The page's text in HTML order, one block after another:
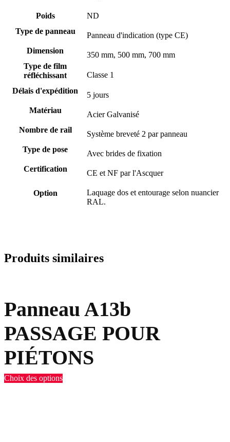
Poids
ND
Type de panneau
Panneau d'indication (type CE)
Dimension
350 mm, 500 mm, 700 mm
Type de film
réfléchissant
Classe 1
Délais d'expédition
5 jours
Matériau
Acier Galvanisé
Nombre de rail
Système breveté 2 par panneau
Type de pose
Avec brides de fixation
Certification
CE et NF par l'Ascquer
Option
Laquage dos et entourage selon nuancier
RAL.
Produits similaires
Panneau A13b
PASSAGE POUR
PIÉTONS
Choix des options